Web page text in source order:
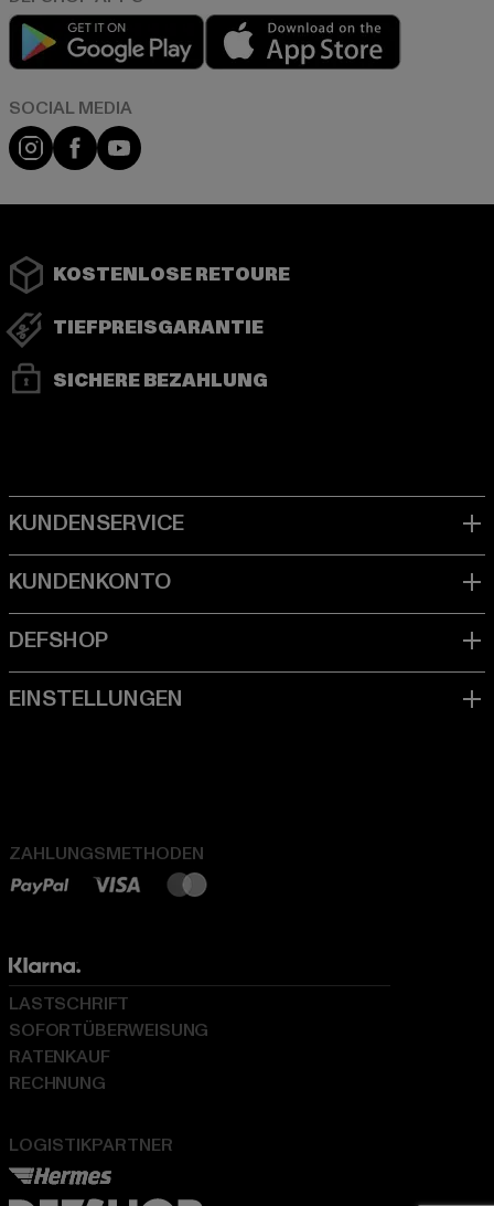
Play market
Instagram
FacebookYouTube
KOSTENLOSE RETOURE
TIEFPREISGARANTIE
SICHERE BEZAHLUNG
ZAHLUNGSMETHODEN
LOGISTIKPARTNER
LASTSCHRIFT
SOFORTÜBERWEISUNG
RATENKAUF
RECHNUNG